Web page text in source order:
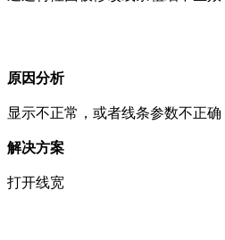
原因分析
显示不正常，或者线条参数不正确
解决方案
打开线宽